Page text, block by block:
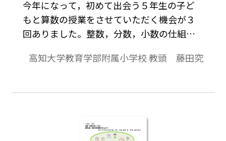
今年になって，初めて出会う５年生の子ど
もと算数の授業をさせていただく機会が３
回ありました。整数，分数，小数の仕組み
る子どもです。今回は，子どもと楽しみなが
いう思いで授業案をつくってみました。
高知大学教育学部附属小学校 教頭 藤田究